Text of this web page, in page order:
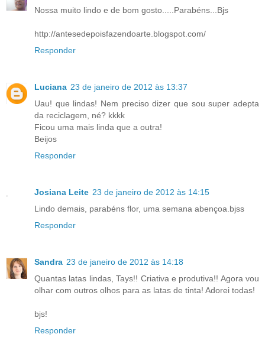
Nossa muito lindo e de bom gosto.....Parabéns...Bjs
http://antesedepoisfazendoarte.blogspot.com/
Responder
Luciana 23 de janeiro de 2012 às 13:37
Uau! que lindas! Nem preciso dizer que sou super adepta
da reciclagem, né? kkkk
Ficou uma mais linda que a outra!
Beijos
Responder
Josiana Leite 23 de janeiro de 2012 às 14:15
Lindo demais, parabéns flor, uma semana abençoa.bjss
Responder
Sandra 23 de janeiro de 2012 às 14:18
Quantas latas lindas, Tays!! Criativa e produtiva!! Agora vou
olhar com outros olhos para as latas de tinta! Adorei todas!
bjs!
Responder